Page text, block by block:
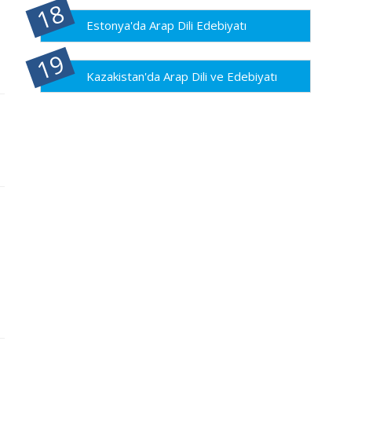
Estonya'da Arap Dili Edebiyatı
Kazakistan'da Arap Dili ve Edebiyatı